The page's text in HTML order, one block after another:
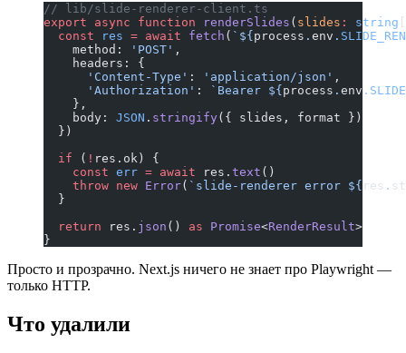
// lib/slide-renderer-client.ts
export async function renderSlides ( slides : string
  const
res = await fetch ( `${process . env .
    method:
'POST' ,
    headers: {
      'Content-Type'
: 'application/json' ,
      'Authorization'
: `Bearer ${process . env .
    },
    body:
JSON . stringify({ slides, format })
  })
  if
( ! res.ok) {
    const
err = await res. text ()
    throw
new Error( `slide-renderer error ${ res .
  }
  return
res. json () as Promise<RenderResult>
}
Просто и прозрачно. Next.js ничего не знает про Playwright —
только HTTP.
Что удалили